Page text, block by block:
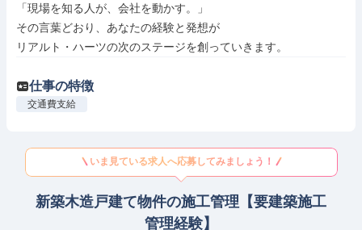
「現場を知る人が、会社を動かす。」
その言葉どおり、あなたの経験と発想が
リアルト・ハーツの次のステージを創っていきます。
仕事の特徴
交通費支給
いま見ている求人へ応募してみましょう！
新築木造戸建て物件の施工管理【要建築施工
管理経験】